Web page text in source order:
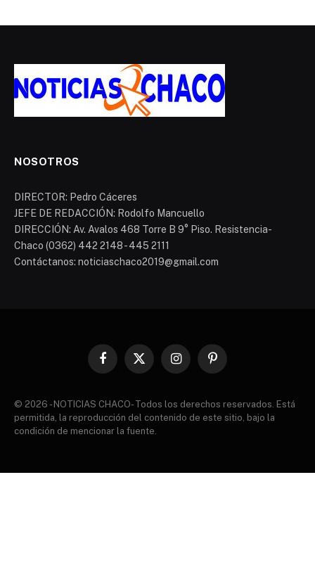
NOSOTROS
DIRECTOR: Pedro Cáceres
JEFE DE REDACCIÓN: Rodolfo Mancuello
DIRECCIÓN: Av. Avalos 468 Torre B 9° Piso. Resistencia-
Chaco (0362) 442 2148 - 445 2111
Contáctanos: noticiaschaco2019@gmail.com
Facebook
X
InstagramPinterest
© 2026 - NOTICIAS CHACO- Todos los derechos reservados. Está
permitida, la reproducción del contenido de este sitio, bajo la
condición de mencionar la fuente.